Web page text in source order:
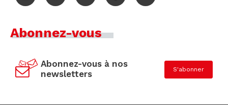
Abonnez-vous
Abonnez-vous à nos
newsletters
S'abonner